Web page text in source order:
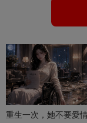
重生一次，她不要愛